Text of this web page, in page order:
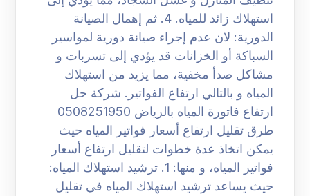
استهلاك زائد للمياه. 4. ثم إهمال الصيانة
الدورية: لان عدم إجراء صيانة دورية لمواسير
السباكة أو الخزانات قد يؤدي إلى تسربات و
مشاكل صدأ مخفية، مما يزيد من استهلاك
المياه و بالتالي ارتفاع الفواتير. شركة حل
ارتفاع فاتورة المياه بالرياض 0508251950
طرق تقليل ارتفاع أسعار فواتير المياه حيث
يمكن اتخاذ عدة خطوات لتقليل ارتفاع أسعار
فواتير المياه، و منها: 1. ترشيد استهلاك المياه:
حيث يساعد ترشيد استهلاك المياه في تقليل